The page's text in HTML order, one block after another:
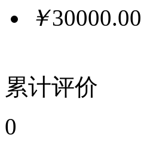
￥30000.00
累计评价
0